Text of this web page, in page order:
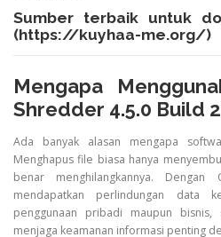
Sumber terbaik untuk
(https://kuyhaa-me.org/)
Mengapa
Shredder 4.5.0 Build
Ada banyak alasan mengapa
Menghapus file biasa hanya
benar menghilangkannya.
mendapatkan perlindungan data
penggunaan pribadi maupun
menjaga keamanan informasi penting